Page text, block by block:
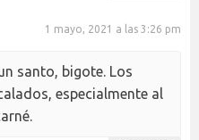
1 mayo, 2021 a las 3:26 pm
santo, bigote. Los
especialmente al